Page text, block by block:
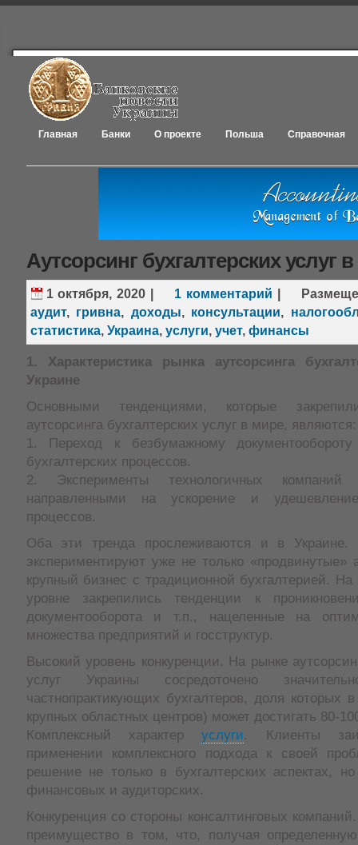
Главная Банки О проекте Польша Справочная
Аутсорсинг бухгалтерских услуг
1 октября, 2020 1 комментарий
аудит, гривна, доходы, консультации,
статистика, Украина, услуги, учет, финансы
1. Характеристика рынка аутсорсинга
Украине
Основными тенденциями, которые
аутсорсинга бухгалтерских услуг в мире, являются:
1. Переход к безбумажному
бухгалтерских процессов.
2. Эксперименты технологичных
направленными на ускорение и удешевление
процессов.
Оба эти тренда прослеживаются и в Украине.
экспериментируют уже не только «продвинутые»
крупный бизнес с традиционной бухгалтерией. На
уровне закрепились тенденции к
документооборота и т.п., нацеленные на
множества предприятий и госструктур.
Высокий уровень конкуренции. На рынке
услуг Украины сосредоточено
частнопрактикующих бухгалтеров, доля которых
крупных областных центров) может достигать 80-
Комплексный характеруслуги. Клиенты
применении комплексного подхода к своей
решение не только в бухгалтерских аспектах,
финансовых и аудиторских.
Конкуренция со стороны консалтинговых
преимущество в том, что, получая определенную